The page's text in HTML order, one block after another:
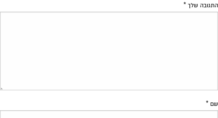
התגובה שלך *
שם *